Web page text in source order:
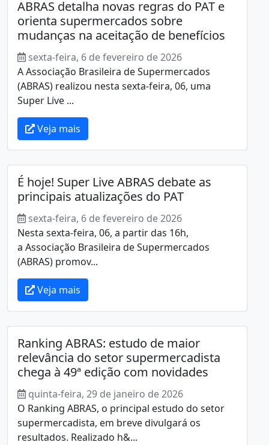
ABRAS detalha novas regras do PAT e
orienta supermercados sobre
mudanças na aceitação de benefícios
sexta-feira, 6 de fevereiro de 2026
A Associação Brasileira de Supermercados
(ABRAS) realizou nesta sexta-feira, 06, uma
Super Live ...
Veja mais
É hoje! Super Live ABRAS debate as
principais atualizações do PAT
sexta-feira, 6 de fevereiro de 2026
Nesta sexta-feira, 06, a partir das 16h,
a Associação Brasileira de Supermercados
(ABRAS) promov...
Veja mais
Ranking ABRAS: estudo de maior
relevância do setor supermercadista
chega à 49ª edição com novidades
quinta-feira, 29 de janeiro de 2026
O Ranking ABRAS, o principal estudo do setor
supermercadista, em breve divulgará os
resultados. Realizado h&...